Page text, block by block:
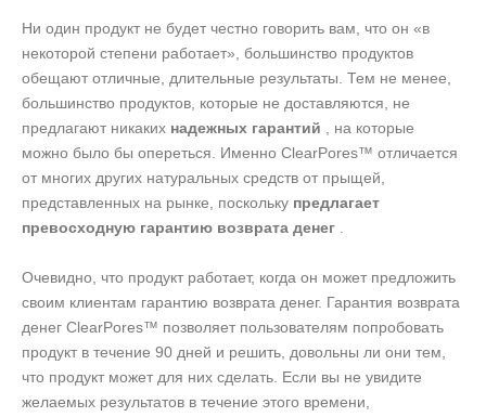
Ни один продукт не будет честно говорить вам, что он «в
некоторой степени работает», большинство продуктов
обещают отличные, длительные результаты. Тем не менее,
большинство продуктов, которые не доставляются, не
предлагают никаких надежных гарантий , на которые
можно было бы опереться. Именно ClearPores™ отличается
от многих других натуральных средств от прыщей,
представленных на рынке, поскольку предлагает
превосходную гарантию возврата денег .
Очевидно, что продукт работает, когда он может предложить
своим клиентам гарантию возврата денег. Гарантия возврата
денег ClearPores™ позволяет пользователям попробовать
продукт в течение 90 дней и решить, довольны ли они тем,
что продукт может для них сделать. Если вы не увидите
желаемых результатов в течение этого времени,